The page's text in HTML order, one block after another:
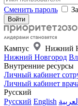
Сменить пароль
Кампус
Нижний
Нижний Новгород
Внутренние ресурсы
Личный кабинет
Личный кабинет
Русский
Русский English العربية